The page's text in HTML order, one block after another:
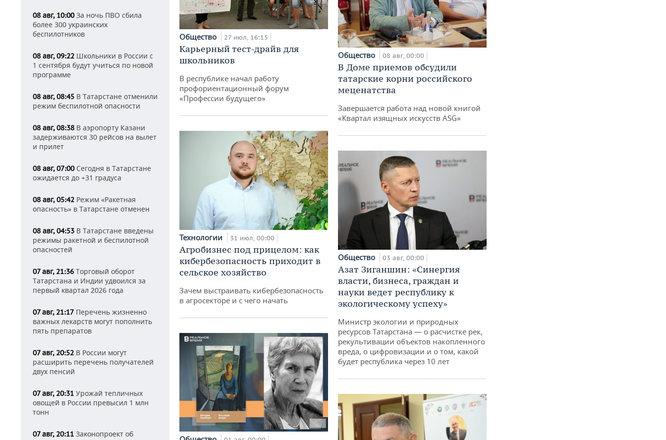
08 авг, 10:00За ночь ПВО сбила
более 300 украинских
беспилотников
08 авг, 09:22 Школьники в России с
1 сентября будут учиться по новой
программе
08 авг, 08:45 В Татарстане отменили
режим беспилотной опасности
08 авг, 08:38 В аэропорту Казани
задерживаются 30 рейсов на вылет
и прилет
08 авг, 07:00Сегодня в Татарстане
ожидается до +31 градуса
08 авг, 05:42 Режим «Ракетная
опасность» в Татарстане отменен
08 авг, 04:53 В Татарстане введены
режимы ракетной и беспилотной
опасностей
07 авг, 21:36 Торговый оборот
Татарстана и Индии удвоился за
первый квартал 2026 года
07 авг, 21:17 Перечень жизненно
важных лекарств могут пополнить
пять препаратов
07 авг, 20:52 В России могут
расширить перечень получателей
двух пенсий
07 авг, 20:31 Урожай тепличных
овощей в России превысил 1 млн
тонн
07 авг, 20:11 Законопроект об
Общество 27 июл, 16:15
Карьерный тест-драйв для
школьников
В республике начал работу
профориентационный форум
«Профессии будущего»
Технологии 31 июл, 00:00
Агробизнес под прицелом: как
кибербезопасность приходит в
сельское хозяйство
Зачем выстраивать кибербезопасность
в агросекторе и с чего начать
Общество 08 авг, 00:00
В Доме приемов обсудили
татарские корни российского
меценатства
Завершается работа над новой книгой
«Квартал изящных искусств ASG»
Общество 03 авг, 00:00
Азат Зиганшин: «Синергия
власти, бизнеса, граждан и
науки ведет республику к
экологическому успеху»
Министр экологии и природных
ресурсов Татарстана — о расчистке рек,
рекультивации объектов накопленного
вреда, о цифровизации и о том, какой
будет республика через 10 лет